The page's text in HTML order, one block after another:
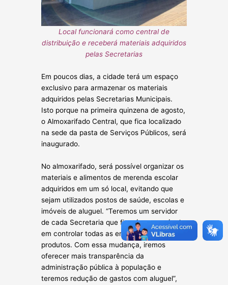
Local funcionará como central de
distribuição e receberá materiais adquiridos
pelas Secretarias
Em poucos dias, a cidade terá um espaço
exclusivo para armazenar os materiais
adquiridos pelas Secretarias Municipais.
Isto porque na primeira quinzena de agosto,
o Almoxarifado Central, que fica localizado
na sede da pasta de Serviços Públicos, será
inaugurado.
No almoxarifado, será possível organizar os
materiais e alimentos de merenda escolar
adquiridos em um só local, evitando que
sejam utilizados postos de saúde, escolas e
imóveis de aluguel. “Teremos um servidor
de cada Secretaria que ficará responsável
em controlar todas as entradas e saídas de
produtos. Com essa mudança, iremos
oferecer mais transparência da
administração pública à população e
teremos redução de gastos com aluguel”,